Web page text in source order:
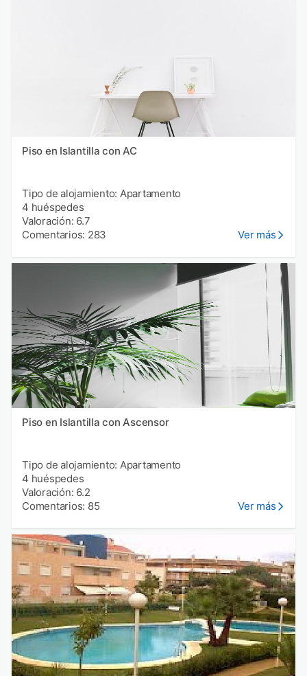
Piso en Islantilla con AC
Tipo de alojamiento: Apartamento
4 huéspedes
Valoración: 6.7
Comentarios: 283
Ver más
Piso en Islantilla con Ascensor
Tipo de alojamiento: Apartamento
4 huéspedes
Valoración: 6.2
Comentarios: 85
Ver más